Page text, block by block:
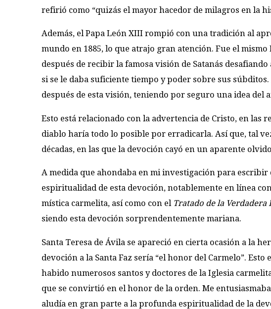
refirió como “quizás el mayor hacedor de milagros en la
Además, el Papa León XIII rompió con una tradición al
mundo en 1885, lo que atrajo gran atención. Fue el
después de recibir la famosa visión de Satanás
si se le daba suficiente tiempo y poder sobre sus
después de esta visión, teniendo por seguro una idea del
Esto está relacionado con la advertencia de Cristo, en las
diablo haría todo lo posible por erradicarla. Así que, tal
décadas, en las que la devoción cayó en un aparente
A medida que ahondaba en mi investigación para
espiritualidad de esta devoción, notablemente en línea
mística carmelita, así como con el Tratado de la Verdadera
siendo esta devoción sorprendentemente mariana.
Santa Teresa de Ávila se apareció en cierta ocasión a la
devoción a la Santa Faz sería “el honor del Carmelo”.
habido numerosos santos y doctores de la Iglesia
que se convirtió en el honor de la orden. Me
aludía en gran parte a la profunda espiritualidad de la